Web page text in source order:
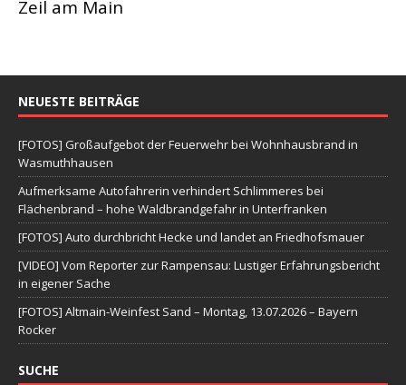
Zeil am Main
NEUESTE BEITRÄGE
[FOTOS] Großaufgebot der Feuerwehr bei Wohnhausbrand in
Wasmuthhausen
Aufmerksame Autofahrerin verhindert Schlimmeres bei
Flächenbrand – hohe Waldbrandgefahr in Unterfranken
[FOTOS] Auto durchbricht Hecke und landet an Friedhofsmauer
[VIDEO] Vom Reporter zur Rampensau: Lustiger Erfahrungsbericht
in eigener Sache
[FOTOS] Altmain-Weinfest Sand – Montag, 13.07.2026 – Bayern
Rocker
SUCHE